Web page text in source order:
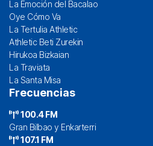
La Emoción del Bacalao
Oye Cómo Va
La Tertulia Athletic
Athletic Beti Zurekin
Hirukoa Bizkaian
La Traviata
La Santa Misa
Frecuencias
100.4 FM
Gran Bilbao y Enkarterri
107.1 FM